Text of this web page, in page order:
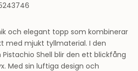
och elegant topp som kombinerar
med mjukt tyllmaterial. I den
Shell blir den ett blickfång
Med sin luftiga design och